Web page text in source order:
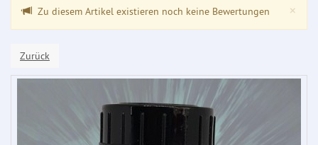
×
Zu diesem Artikel existieren noch keine Bewertungen
Zurück